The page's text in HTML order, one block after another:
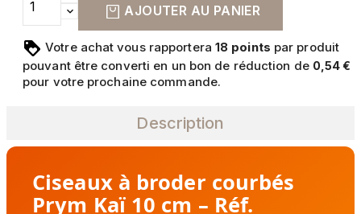
AJOUTER AU PANIER
Votre achat vous rapportera 18 points par produit
pouvant être converti en un bon de réduction de 0,54 €
pour votre prochaine commande.
Description
Ciseaux à broder courbés
Prym Kaï 10 cm – Réf.